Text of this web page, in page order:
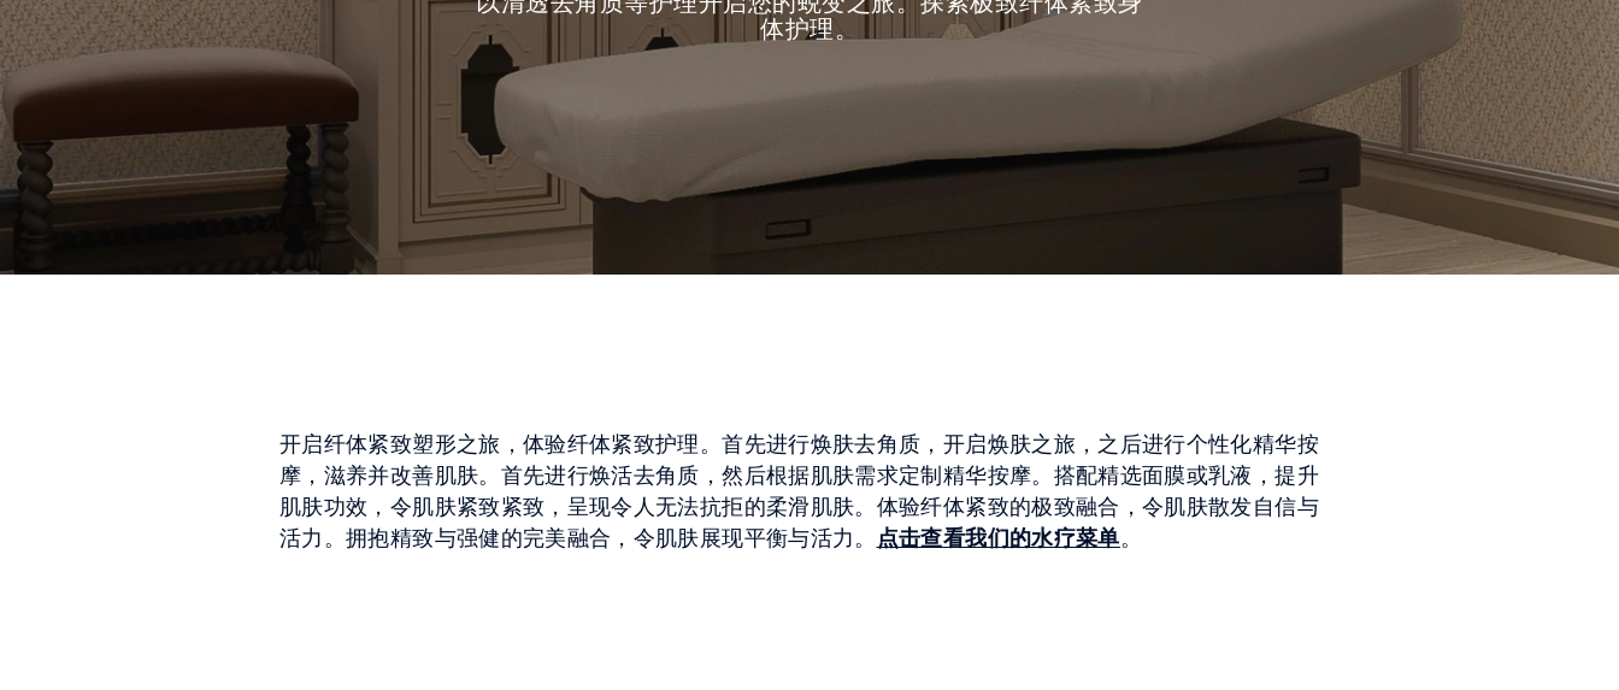
体护理。
开启纤体紧致塑形之旅，体验纤体紧致护理。首先进行焕肤去角质，开启焕肤之旅，之后进行个性化精华按
摩，滋养并改善肌肤。首先进行焕活去角质，然后根据肌肤需求定制精华按摩。搭配精选面膜或乳液，提升
肌肤功效，令肌肤紧致紧致，呈现令人无法抗拒的柔滑肌肤。体验纤体紧致的极致融合，令肌肤散发自信与
活力。拥抱精致与强健的完美融合，令肌肤展现平衡与活力。 点击查看我们的水疗菜单。